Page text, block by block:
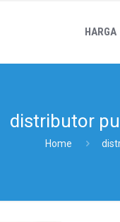
HARGA
distributor
Home